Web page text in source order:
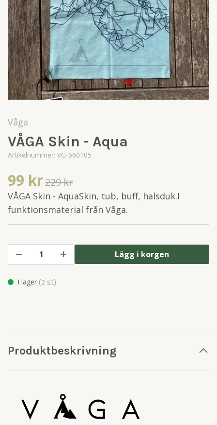
Våga
VÅGA Skin - Aqua
Artikelnummer: VG-660105
99 kr229 kr
VÅGA Skin - AquaSkin, tub, buff, halsduk.I
funktionsmaterial från Våga.
Lägg i korgen
I lager (2 st)
Produktbeskrivning